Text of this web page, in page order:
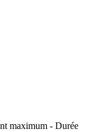
maximum - Durée